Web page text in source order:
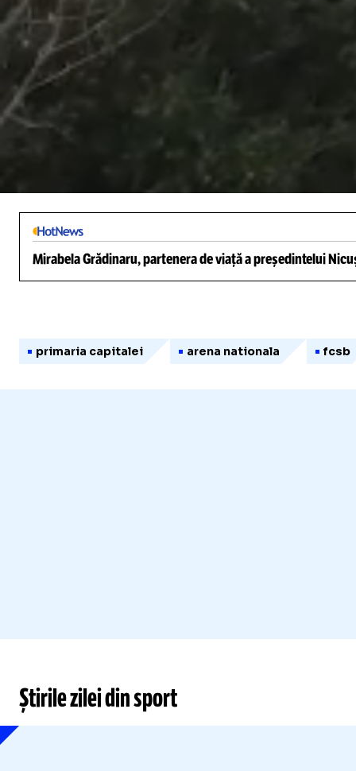
Mirabela Grădinaru, partenera de viață a președintelui
primaria capitalei arena nationala fcsb
Știrile zilei din sport